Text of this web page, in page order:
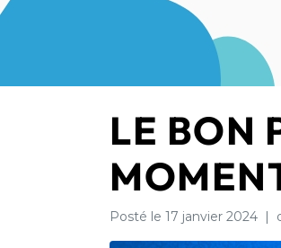
LE BON
Posté le 17 janvier 2024